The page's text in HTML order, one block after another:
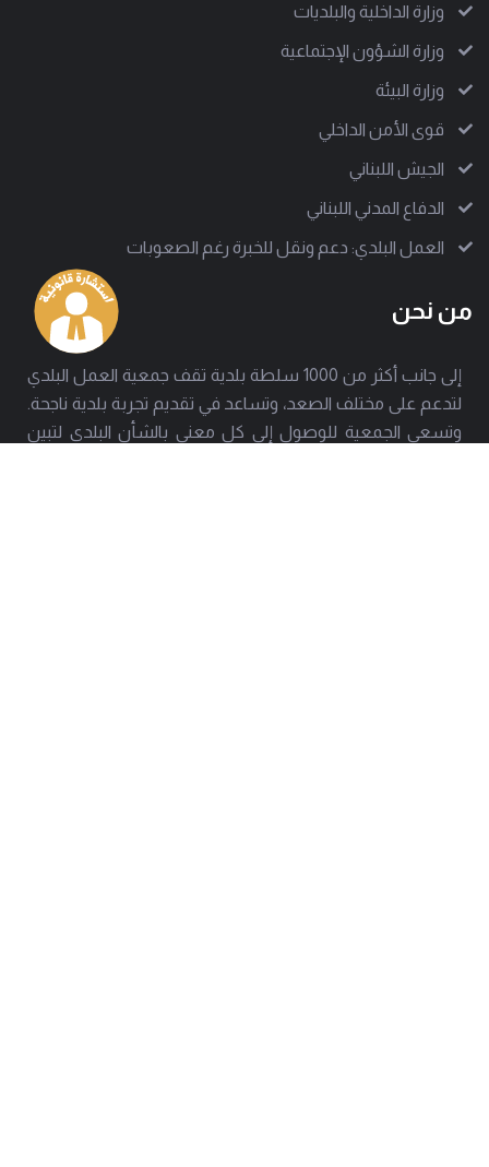
وزارة الداخلية والبلديات
وزارة الشؤون الإجتماعية
وزارة البيئة
قوى الأمن الداخلي
الجيش اللبناني
الدفاع المدني اللبناني
العمل البلدي: دعم ونقل للخبرة رغم الصعوبات
من نحن
إلى جانب أكثر من 1000 سلطة بلدية تقف جمعية العمل البلدي
لتدعم على مختلف الصعد، وتساعد في تقديم تجربة بلدية ناجحة.
وتسعى الجمعية للوصول إلى كل معني بالشأن البلدي لتبين